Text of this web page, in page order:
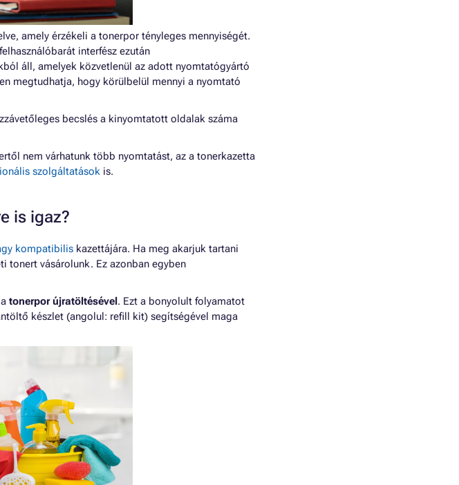
amely érzékeli a tonerpor tényleges mennyiségét.
interfész ezután
áll, amelyek közvetlenül az adott nyomtatógyártó
megtudhatja, hogy körülbelül mennyi a nyomtató
becslés a kinyomtatott oldalak száma
nem várhatunk több nyomtatást, az a tonerkazetta
szolgáltatások is.
is igaz?
kompatibilis kazettájára. Ha meg akarjuk tartani
tonert vásárolunk. Ez azonban egyben
tonerpor újratöltésével. Ezt a bonyolult folyamatot
készlet (angolul: refill kit) segítségével maga